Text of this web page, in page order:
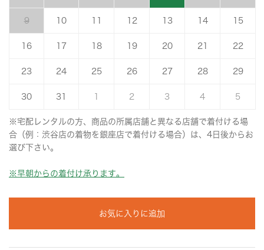
9 10 12 13 14 15
16 17 18 19 20 21 22
23 24 25 26 27 28 29
30 31 2 3 4 5
※宅配レンタルの方、商品の所属店舗と異なる店舗で着付ける場
合（例：渋谷店の着物を銀座店で着付ける場合）は、4日後からお
選び下さい。
※早朝からの着付け承ります。
お気に入りに追加